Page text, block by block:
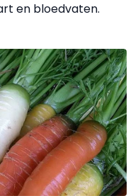
en bloedvaten.